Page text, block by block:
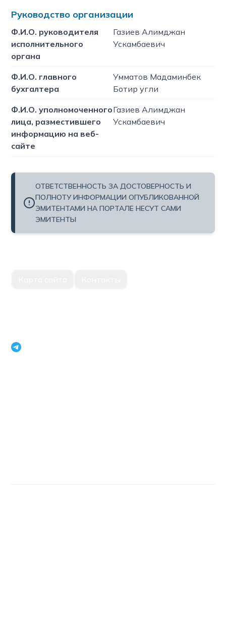
Руководство организации
Ф.И.О. руководителя
исполнительного
органа
Газиев Алимджан
Ускамбаевич
Ф.И.О. главного
бухгалтера
Умматов Мадаминбек
Ботир угли
Ф.И.О. уполномоченного
лица, разместившего
информацию на веб-
сайте
Газиев Алимджан
Ускамбаевич
ОТВЕТСТВЕННОСТЬ ЗА ДОСТОВЕРНОСТЬ И
ПОЛНОТУ ИНФОРМАЦИИ ОПУБЛИКОВАННОЙ
ЭМИТЕНТАМИ НА ПОРТАЛЕ НЕСУТ САМИ
ЭМИТЕНТЫ